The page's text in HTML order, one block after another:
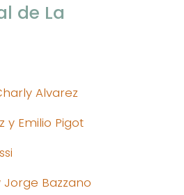
de La
Alvarez
y Emilio Pigot
Bazzano